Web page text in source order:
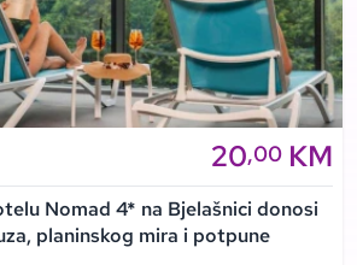
20,00 KM
Nomad 4* na Bjelašnici donosi
planinskog mira i potpune